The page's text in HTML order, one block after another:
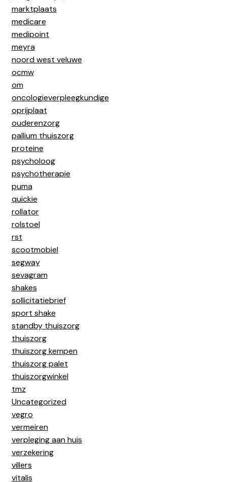
marktplaats
medicare
medipoint
meyra
noord west veluwe
ocmw
om
oncologieverpleegkundige
oprijplaat
ouderenzorg
pallium thuiszorg
proteine
psycholoog
psychotherapie
puma
quickie
rollator
rolstoel
rst
scootmobiel
segway
sevagram
shakes
sollicitatiebrief
sport shake
standby thuiszorg
thuiszorg
thuiszorg kempen
thuiszorg palet
thuiszorgwinkel
tmz
Uncategorized
vegro
vermeiren
verpleging aan huis
verzekering
villers
vitalis